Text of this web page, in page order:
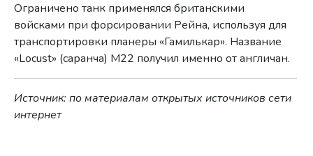
Ограничено танк применялся британскими
войсками при форсировании Рейна, используя для
транспортировки планеры «Гамилькар». Название
«Locust» (саранча) M22 получил именно от англичан.
Источник: по материалам открытых источников сети
интернет